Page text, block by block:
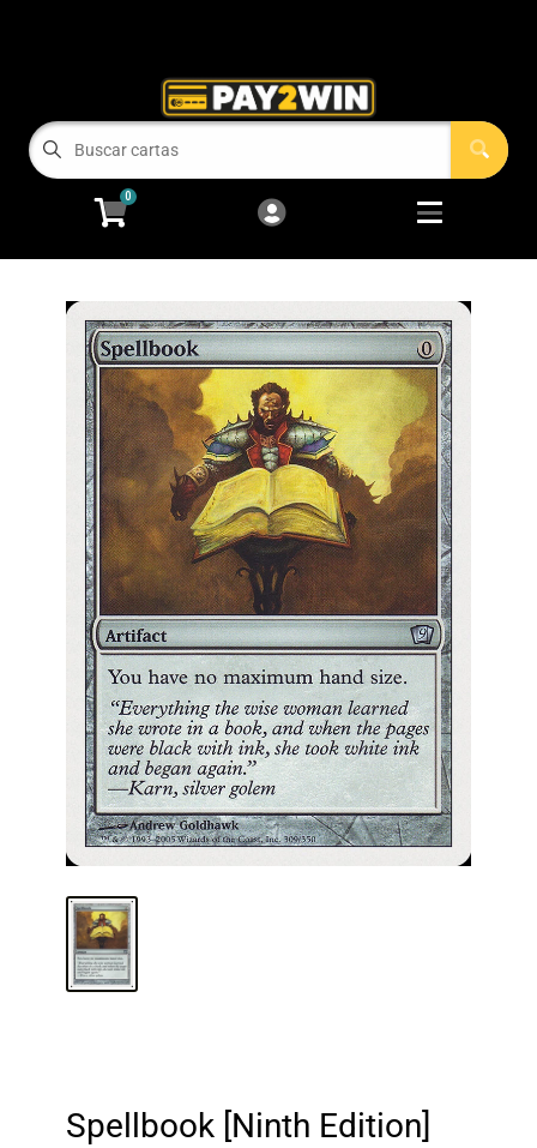
Menu
COMPRAMOS TUS CARTAS!
Magic: The Gathering 2
Open
Pokémon Open
One Piece
Juegos de Mesa
Accesorios
ARMA TU MAZO
0
Spellbook [Ninth Edition]